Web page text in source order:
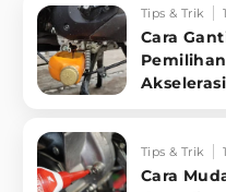
Tips & Trik
Cara
Tips & Trik
Cara